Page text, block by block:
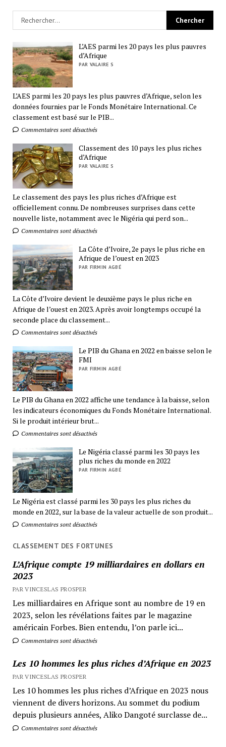
L’AES parmi les 20 pays les plus pauvres
d’Afrique
PAR VALAIRE S
L’AES parmi les 20 pays les plus pauvres d’Afrique, selon les
données fournies par le Fonds Monétaire International. Ce
classement est basé sur le PIB...
Commentaires sont désactivés
Classement des 10 pays les plus riches
d’Afrique
PAR VALAIRE S
Le classement des pays les plus riches d’Afrique est
officiellement connu. De nombreuses surprises dans cette
nouvelle liste, notamment avec le Nigéria qui perd son...
Commentaires sont désactivés
La Côte d’Ivoire, 2e pays le plus riche en
Afrique de l’ouest en 2023
PAR FIRMIN AGBÉ
La Côte d’Ivoire devient le deuxième pays le plus riche en
Afrique de l’ouest en 2023. Après avoir longtemps occupé la
seconde place du classement...
Commentaires sont désactivés
Le PIB du Ghana en 2022 en baisse selon le
FMI
PAR FIRMIN AGBÉ
Le PIB du Ghana en 2022 affiche une tendance à la baisse, selon
les indicateurs économiques du Fonds Monétaire International.
Si le produit intérieur brut...
Commentaires sont désactivés
Le Nigéria classé parmi les 30 pays les
plus riches du monde en 2022
PAR FIRMIN AGBÉ
Le Nigéria est classé parmi les 30 pays les plus riches du
monde en 2022, sur la base de la valeur actuelle de son produit...
Commentaires sont désactivés
CLASSEMENT DES FORTUNES
L’Afrique compte 19 milliardaires en dollars en
2023
PAR VINCESLAS PROSPER
Les milliardaires en Afrique sont au nombre de 19 en
2023, selon les révélations faites par le magazine
américain Forbes. Bien entendu, l’on parle ici...
Commentaires sont désactivés
Les 10 hommes les plus riches d’Afrique en 2023
PAR VINCESLAS PROSPER
Les 10 hommes les plus riches d’Afrique en 2023 nous
viennent de divers horizons. Au sommet du podium
depuis plusieurs années, Aliko Dangoté surclasse de...
Commentaires sont désactivés